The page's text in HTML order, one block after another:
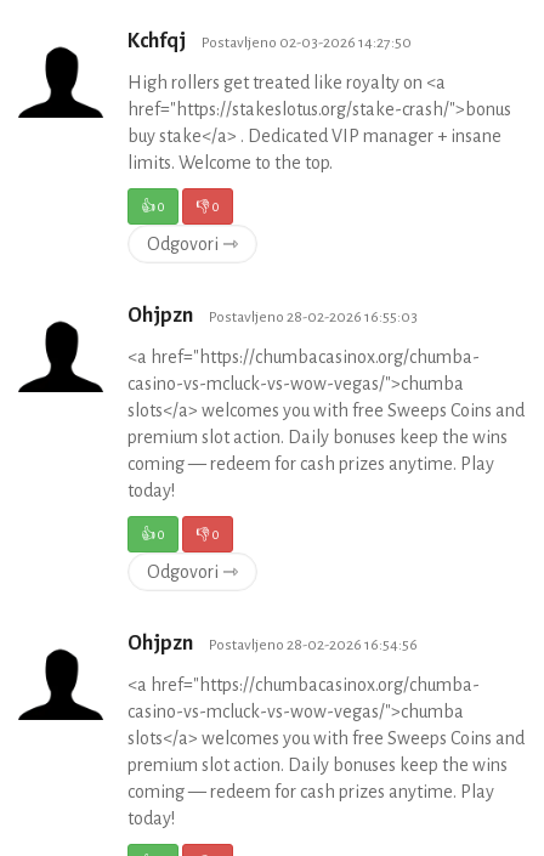
Kchfqj Postavljeno 02-03-2026 14:27:50
High rollers get treated like royalty on <a
href="https://stakeslotus.org/stake-crash/">bonus
buy stake</a> . Dedicated VIP manager + insane
limits. Welcome to the top.
👍0 👎0
Odgovori ⇾
Ohjpzn Postavljeno 28-02-2026 16:55:03
<a href="https://chumbacasinox.org/chumba-
casino-vs-mcluck-vs-wow-vegas/">chumba
slots</a> welcomes you with free Sweeps Coins and
premium slot action. Daily bonuses keep the wins
coming — redeem for cash prizes anytime. Play
today!
👍0 👎0
Odgovori ⇾
Ohjpzn Postavljeno 28-02-2026 16:54:56
<a href="https://chumbacasinox.org/chumba-
casino-vs-mcluck-vs-wow-vegas/">chumba
slots</a> welcomes you with free Sweeps Coins and
premium slot action. Daily bonuses keep the wins
coming — redeem for cash prizes anytime. Play
today!